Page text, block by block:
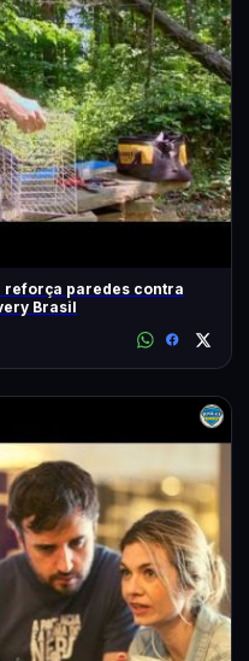
paredes contra
Brasil